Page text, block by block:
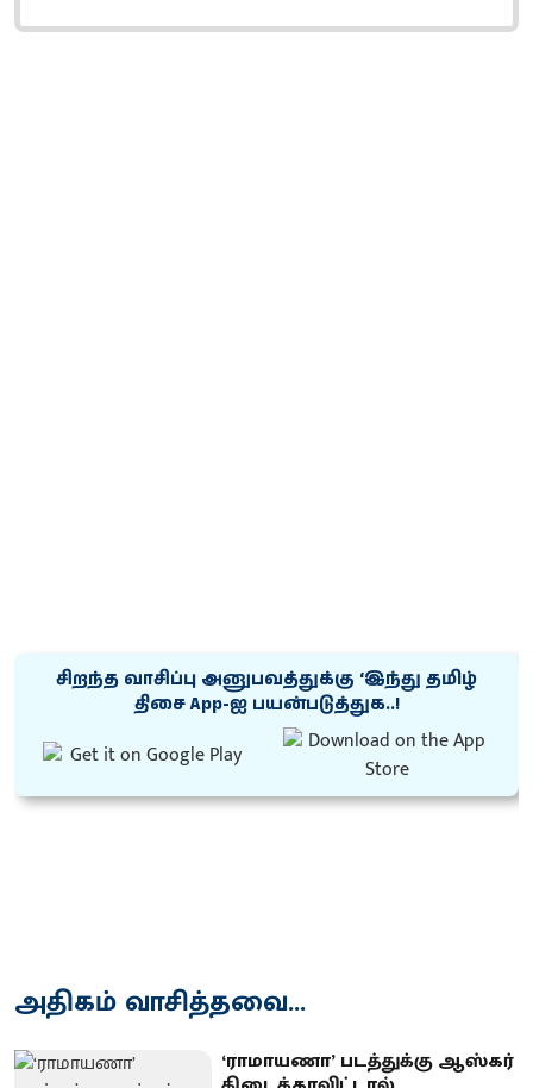
சிறந்த வாசிப்பு அனுபவத்துக்கு ‘இந்து தமிழ்
திசை App-ஐ பயன்படுத்துக..!
அதிகம் வாசித்தவை...
‘ராமாயணா’ படத்துக்கு ஆஸ்கர்